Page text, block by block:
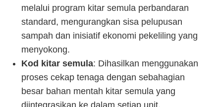
melalui program kitar semula perbandaran
standard, mengurangkan sisa pelupusan
sampah dan inisiatif ekonomi pekeliling yang
menyokong.
Kod kitar semula: Dihasilkan menggunakan
proses cekap tenaga dengan sebahagian
besar bahan mentah kitar semula yang